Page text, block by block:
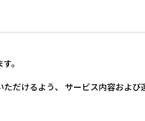
。
だけるよう、 サービス内容およ